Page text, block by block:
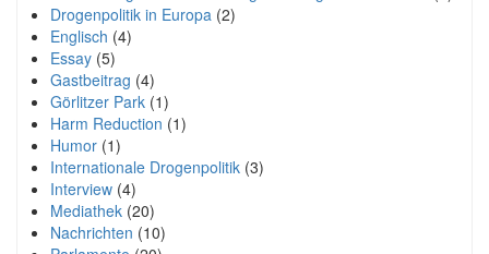
Drogenpolitik in Europa (2)
Englisch (4)
Essay (5)
Gastbeitrag (4)
Görlitzer Park (1)
Harm Reduction (1)
Humor (1)
Internationale Drogenpolitik (3)
Interview (4)
Mediathek (20)
Nachrichten (10)